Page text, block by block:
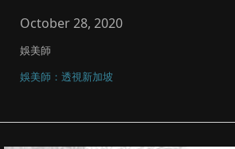
October 28, 2020
娛美師
娛美師：透視新加坡